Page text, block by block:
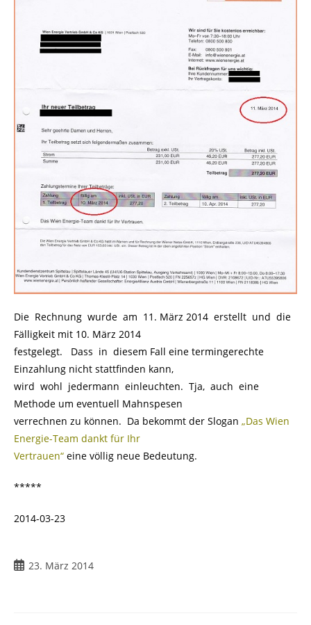
Die Rechnung wurde am 11. März 2014 erstellt und die
Fälligkeit mit 10. März 2014
festgelegt. Dass in diesem Fall eine termingerechte
Einzahlung nicht stattfinden kann,
wird wohl jedermann einleuchten. Tja, auch eine
Methode um eventuell Mahnspesen
verrechnen zu können. Da bekommt der Slogan „Das Wien
Energie-Team dankt für Ihr
Vertrauen“ eine völlig neue Bedeutung.
*****
2014-03-23
Beitrag
23. März 2014